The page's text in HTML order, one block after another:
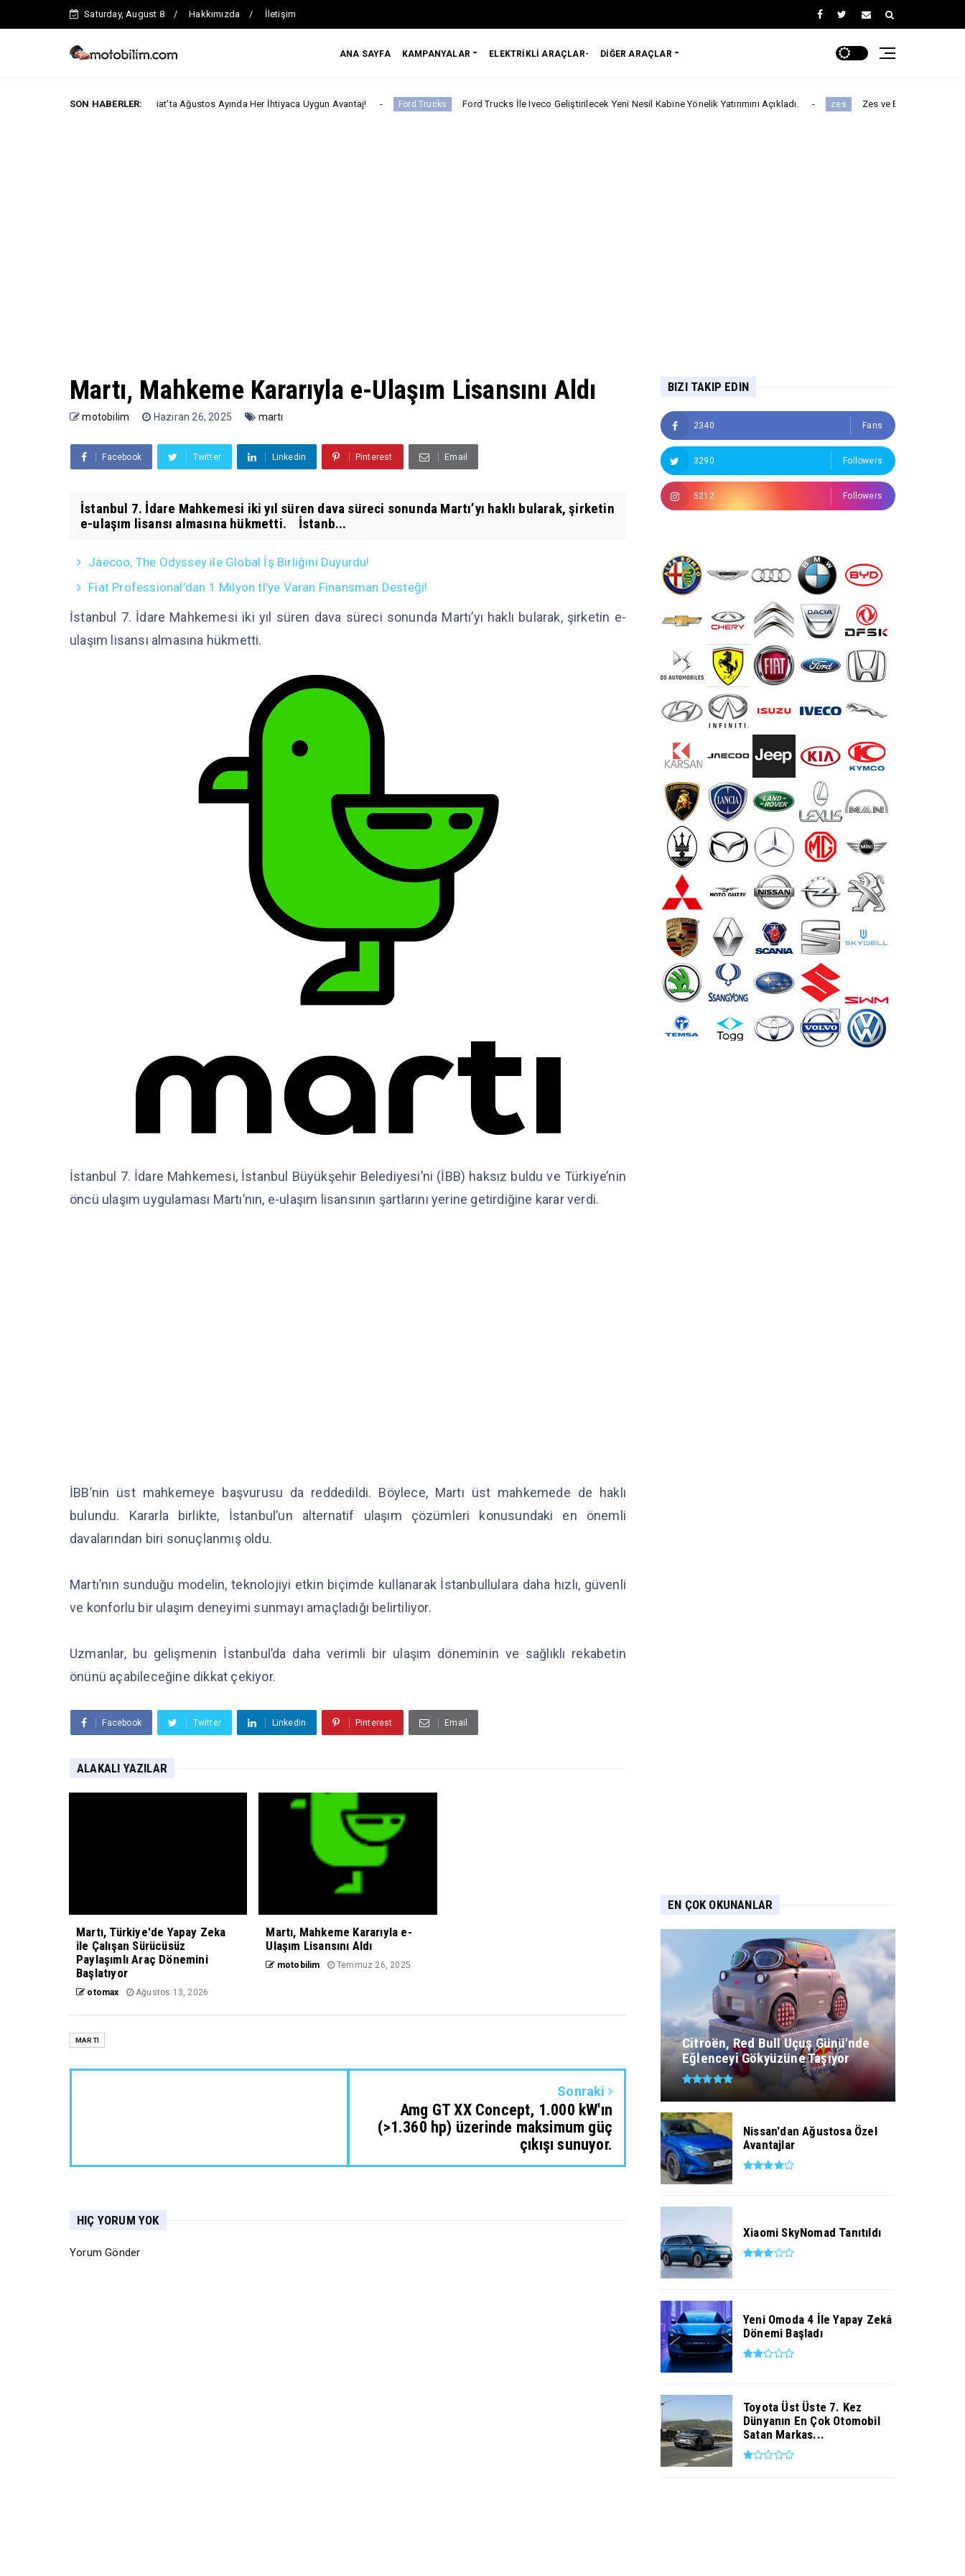
Saturday, August 8 Hakkımızda İletişim
ANA SAYFA KAMPANYALAR ELEKTRİKLİ ARAÇLAR- DİĞER ARAÇLAR
SON HABERLER:
KAMPANYALARI Fiat'ta Ağustos Ayında Her İhtiyaca Uygun Avantaj! Ford Trucks Ford Trucks İle Iveco Geliştirilecek Yeni Nesil Kabine Yönelik Yatırımını Açıkladı. zes Zes ve Beefull Teknoloji’den
Martı, Mahkeme Kararıyla e-Ulaşım Lisansını Aldı
motobilim Haziran 26, 2025 martı
Facebook Twitter Linkedin Pinterest Email
İstanbul 7. İdare Mahkemesi iki yıl süren dava süreci sonunda Martı’yı haklı bularak, şirketin
e-ulaşım lisansı almasına hükmetti. İstanb...
Jaecoo, The Odyssey ile Global İş Birliğini Duyurdu!
Fiat Professional’dan 1 Milyon tl’ye Varan Finansman Desteği!
İstanbul 7. İdare Mahkemesi iki yıl süren dava süreci sonunda Martı’yı haklı bularak, şirketin e-
ulaşım lisansı almasına hükmetti.
İstanbul 7. İdare Mahkemesi, İstanbul Büyükşehir Belediyesi’ni (İBB) haksız buldu ve Türkiye’nin
öncü ulaşım uygulaması Martı’nın, e-ulaşım lisansının şartlarını yerine getirdiğine karar verdi.
İBB’nin üst mahkemeye başvurusu da reddedildi. Böylece, Martı üst mahkemede de haklı
bulundu. Kararla birlikte, İstanbul’un alternatif ulaşım çözümleri konusundaki en önemli
davalarından biri sonuçlanmış oldu.
Martı’nın sunduğu modelin, teknolojiyi etkin biçimde kullanarak İstanbullulara daha hızlı, güvenli
ve konforlu bir ulaşım deneyimi sunmayı amaçladığı belirtiliyor.
Uzmanlar, bu gelişmenin İstanbul’da daha verimli bir ulaşım döneminin ve sağlıklı rekabetin
önünü açabileceğine dikkat çekiyor.
Facebook Twitter Linkedin Pinterest Email
ALAKALI YAZILAR
Martı, Türkiye'de Yapay Zeka
ile Çalışan Sürücüsüz
Paylaşımlı Araç Dönemini
Başlatıyor
otomax Ağustos 13, 2026
Martı, Mahkeme Kararıyla e-
Ulaşım Lisansını Aldı
motobilim Temmuz 26, 2025
MARTI
Sonraki
Amg GT XX Concept, 1.000 kW'ın
(>1.360 hp) üzerinde maksimum güç
çıkışı sunuyor.
HIÇ YORUM YOK
Yorum Gönder
BIZI TAKIP EDIN
2340 Fans
3290 Followers
5212 Followers
EN ÇOK OKUNANLAR
Citroën, Red Bull Uçuş Günü'nde
Eğlenceyi Gökyüzüne Taşıyor
Nissan'dan Ağustosa Özel
Avantajlar
Xiaomi SkyNomad Tanıtıldı
Yeni Omoda 4 İle Yapay Zekâ
Dönemi Başladı
Toyota Üst Üste 7. Kez
Dünyanın En Çok Otomobil
Satan Markas...